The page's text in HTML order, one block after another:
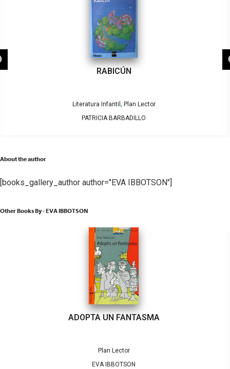
RABICÚN
Literatura Infantil , Plan Lector
PATRICIA BARBADILLO
About the author
[books_gallery_author author="EVA IBBOTSON"]
Other Books By - EVA IBBOTSON
ADOPTA UN FANTASMA
Plan Lector
EVA IBBOTSON